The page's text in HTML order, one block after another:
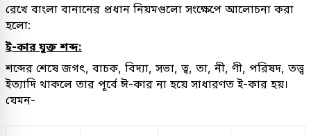
রেখে বাংলা বানানের প্রধান নিয়মগুলো সংক্ষেপে আলোচনা করা
হলো:
ই-কার যুক্ত শব্দ:
শব্দের শেষে জগৎ, বাচক, বিদ্যা, সভা, ত্ব, তা, নী, ণী, পরিষদ, তত্ত্ব
ইত্যাদি থাকলে তার পূর্বে ঈ-কার না হয়ে সাধারণত ই-কার হয়।
যেমন-